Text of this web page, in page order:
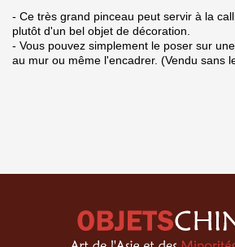
- Ce très grand pinceau peut servir à la
plutôt d'un bel objet de décoration.
- Vous pouvez simplement le poser sur
au mur ou même l'encadrer. (Vendu sans